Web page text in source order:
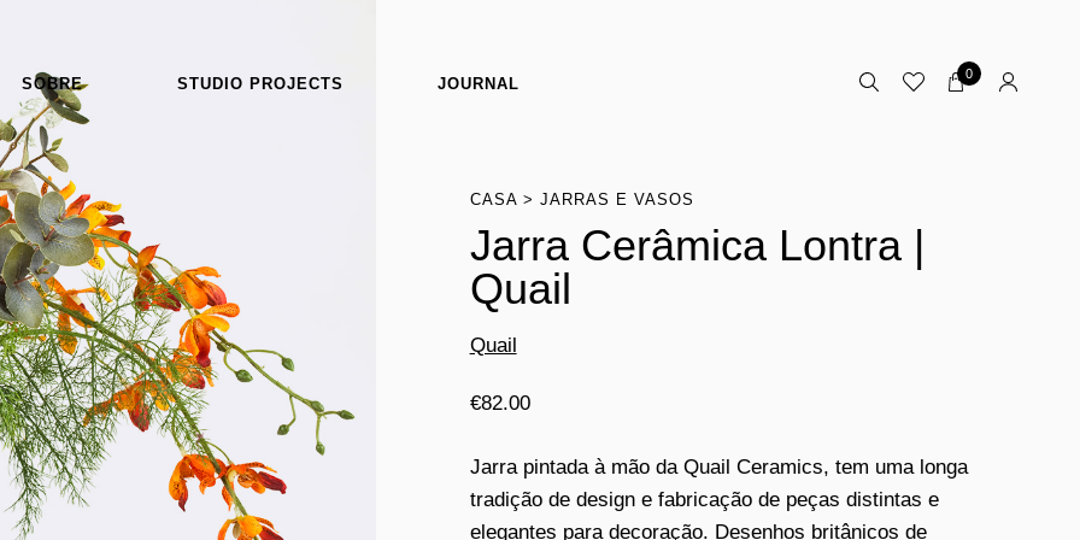
SOBRE STUDIO PROJECTS JOURNAL
0
CASA JARRAS E VASOS
Jarra Cerâmica Lontra |
Quail
Quail
€82.00
Jarra pintada à mão da Quail Ceramics, tem uma longa
tradição de design e fabricação de peças distintas e
elegantes para decoração. Desenhos britânicos de